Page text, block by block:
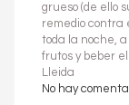
grueso (de ello
remedio contra
toda la noche,
frutos y beber
Lleida
No hay